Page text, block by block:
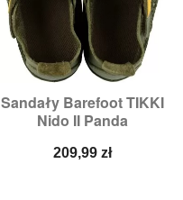
Sandały Barefoot TIKKI
Nido II Panda
Cena
209,99 zł